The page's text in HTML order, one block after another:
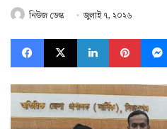
নিউজ ডেস্ক জুলাই ৭, ২০২৬
Facebook
X LinkedIn